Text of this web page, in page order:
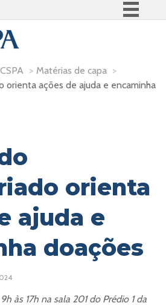
Participe
Acesso à informação
> Matérias de capa >
orienta ações de ajuda e encaminha
orienta
ajuda e
doações
às 17h na sala 201 do Prédio 1 da